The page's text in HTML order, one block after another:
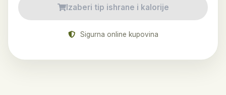
Izaberi tip ishrane i kalorije
Sigurna online kupovina